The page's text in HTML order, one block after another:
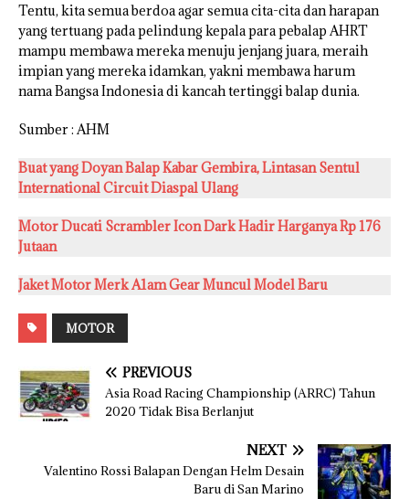
Tentu, kita semua berdoa agar semua cita-cita dan harapan
yang tertuang pada pelindung kepala para pebalap AHRT
mampu membawa mereka menuju jenjang juara, meraih
impian yang mereka idamkan, yakni membawa harum
nama Bangsa Indonesia di kancah tertinggi balap dunia.
Sumber : AHM
Buat yang Doyan Balap Kabar Gembira, Lintasan Sentul
International Circuit Diaspal Ulang
Motor Ducati Scrambler Icon Dark Hadir Harganya Rp 176
Jutaan
Jaket Motor Merk A1am Gear Muncul Model Baru
MOTOR
PREVIOUS
Asia Road Racing Championship (ARRC) Tahun
2020 Tidak Bisa Berlanjut
NEXT
Valentino Rossi Balapan Dengan Helm Desain
Baru di San Marino